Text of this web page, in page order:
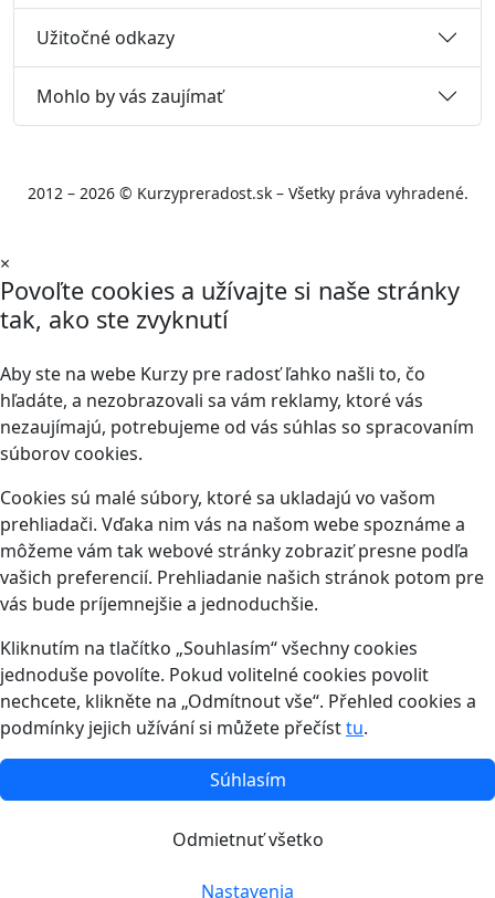
Užitočné odkazy
Mohlo by vás zaujímať
2012 – 2026 © Kurzypreradost.sk – Všetky práva vyhradené.
×
Povoľte cookies a užívajte si naše stránky
tak, ako ste zvyknutí
Aby ste na webe Kurzy pre radosť ľahko našli to, čo
hľadáte, a nezobrazovali sa vám reklamy, ktoré vás
nezaujímajú, potrebujeme od vás súhlas so spracovaním
súborov cookies.
Cookies sú malé súbory, ktoré sa ukladajú vo vašom
prehliadači. Vďaka nim vás na našom webe spoznáme a
môžeme vám tak webové stránky zobraziť presne podľa
vašich preferencií. Prehliadanie našich stránok potom pre
vás bude príjemnejšie a jednoduchšie.
Kliknutím na tlačítko „Souhlasím“ všechny cookies
jednoduše povolíte. Pokud volitelné cookies povolit
nechcete, klikněte na „Odmítnout vše“. Přehled cookies a
podmínky jejich užívání si můžete přečísttu.
Súhlasím
Odmietnuť všetko
Nastavenia